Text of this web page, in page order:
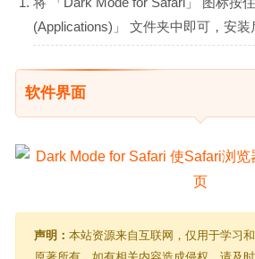
(Applications)」 文件夹中即可，安装
软件界面
声明： 本站资源来自互联网，仅用于学习